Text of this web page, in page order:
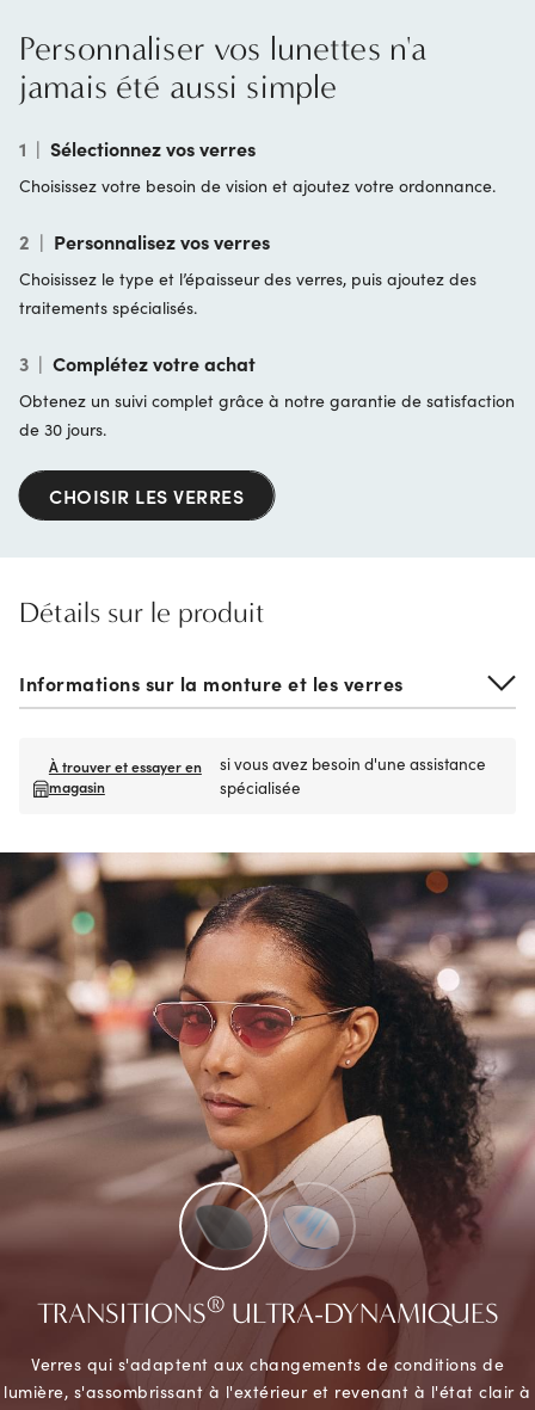
Personnaliser vos lunettes n'a
jamais été aussi simple
1 | Sélectionnez vos verres
Choisissez votre besoin de vision et ajoutez votre ordonnance.
2 | Personnalisez vos verres
Choisissez le type et l’épaisseur des verres, puis ajoutez des
traitements spécialisés.
3 | Complétez votre achat
Obtenez un suivi complet grâce à notre garantie de satisfaction
de 30 jours.
CHOISIR LES VERRES
Détails sur le produit
Informations sur la monture et les verres
À trouver et essayer en
magasin
si vous avez besoin d'une assistance
spécialisée
TRANSITIONS®ULTRA-DYNAMIQUES
Verres qui s'adaptent aux changements de conditions de
lumière, s'assombrissant à l'extérieur et revenant à l'état clair à